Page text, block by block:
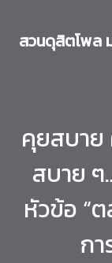
content
สวนดุสิตโพล
คุยสบาย
สบาย ๆ
หัวข้อ “
ก